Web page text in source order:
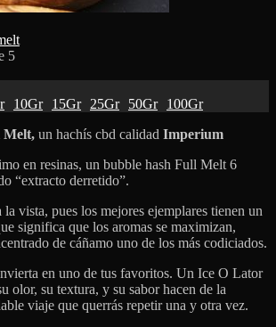
5
10Gr 15Gr 25Gr 50Gr
100Gr
Melt, un hachís cbd calidad Imperium
en resinas, un bubble hash Full Melt 6
“extracto derretido”.
la vista, pues los mejores ejemplares tienen un
significa que los aromas se maximizan,
de cáñamo uno de los más codiciados.
en uno de tus favoritos. Un Ice O Lator
olor, su textura, y su sabor hacen de la
viaje que querrás repetir una y otra vez.